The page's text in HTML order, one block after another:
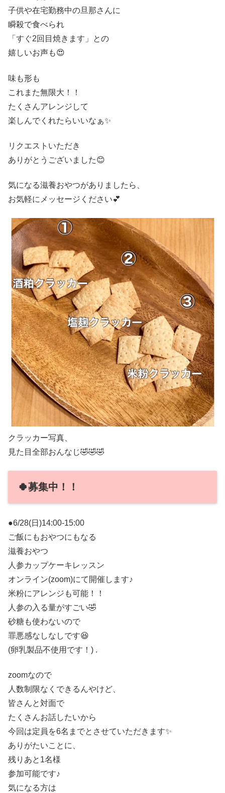
子供や在宅勤務中の旦那さんに
瞬殺で食べられ
「すぐ2回目焼きます」との
嬉しいお声も😍
味も形も
これまた無限大！！
たくさんアレンジして
楽しんでくれたらいいなぁ✨
リクエストいただき
ありがとうございました😊
気になる滋養おやつがありましたら、
お気軽にメッセージください💕
クラッカー写真、
見た目全部おんなじ🤣🤣🤣
🍀募集中！！
●6/28(日)14:00-15:00
ご飯にもおやつにもなる
滋養おやつ
人参カップケーキレッスン
オンライン(zoom)にて開催します♪
米粉にアレンジも可能！！
人参の入る量がすごい🤣
砂糖も使わないので
罪悪感なしなしです😆
(卵乳製品不使用です！) .
zoomなので
人数制限なくできるんやけど、
皆さんと対面で
たくさんお話したいから
今回は定員を6名までとさせていただきます✨
ありがたいことに、
残りあと1名様
参加可能です♪
気になる方は